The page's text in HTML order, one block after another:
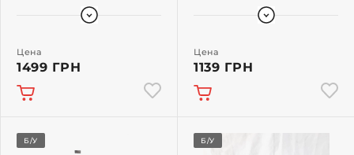
Цена
1499 ГРН
Цена
1139 ГРН
Б/У Б/У